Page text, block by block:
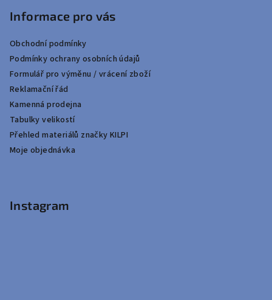
Informace pro vás
Obchodní podmínky
Podmínky ochrany osobních údajů
Formulář pro výměnu / vrácení zboží
Reklamační řád
Kamenná prodejna
Tabulky velikostí
Přehled materiálů značky KILPI
Moje objednávka
Instagram